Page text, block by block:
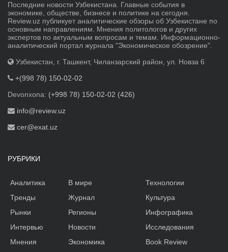
Последние новости Узбекистана. Главные события в
экономике, обществе, бизнесе и политике на сегодня.
Review.uz публикует аналитические обзоры об Узбекистане по
основным направлениям. Мнения политологов и других
экспертов по актуальным вопросам и темам. Информационно-
аналитический портал журнала "Экономическое обозрение".
Узбекистан, г. Ташкент, Чиланзарский район, ул. Новза 6
+(998 78) 150-02-02
Devonxona: (+998 78) 150-02-02 (426)
info@review.uz
cer@exat.uz
РУБРИКИ
Аналитика
Тренды
Рынки
Интервью
Мнения
В мире
Журнал
Регионы
Новости
Экономика
Технологии
Культура
Инфографика
Исследования
Book Review